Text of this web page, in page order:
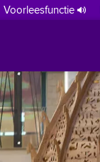
Voorleesfunctie